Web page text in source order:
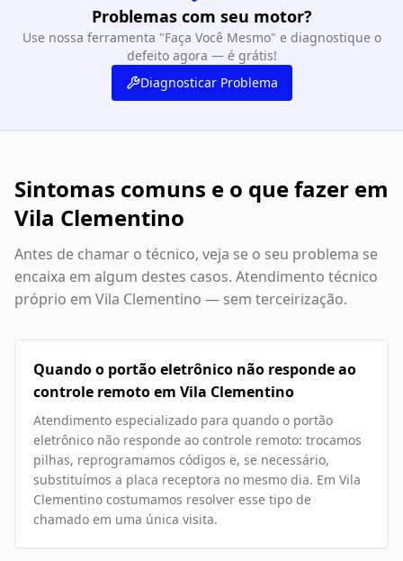
Problemas com seu motor?
Use nossa ferramenta "Faça Você Mesmo" e diagnostique o
defeito agora — é grátis!
Diagnosticar Problema
Sintomas comuns e o que fazer em
Vila Clementino
Antes de chamar o técnico, veja se o seu problema se
encaixa em algum destes casos. Atendimento técnico
próprio em Vila Clementino — sem terceirização.
Quando o portão eletrônico não responde ao
controle remoto em Vila Clementino
Atendimento especializado para quando o portão
eletrônico não responde ao controle remoto: trocamos
pilhas, reprogramamos códigos e, se necessário,
substituímos a placa receptora no mesmo dia. Em Vila
Clementino costumamos resolver esse tipo de
chamado em uma única visita.